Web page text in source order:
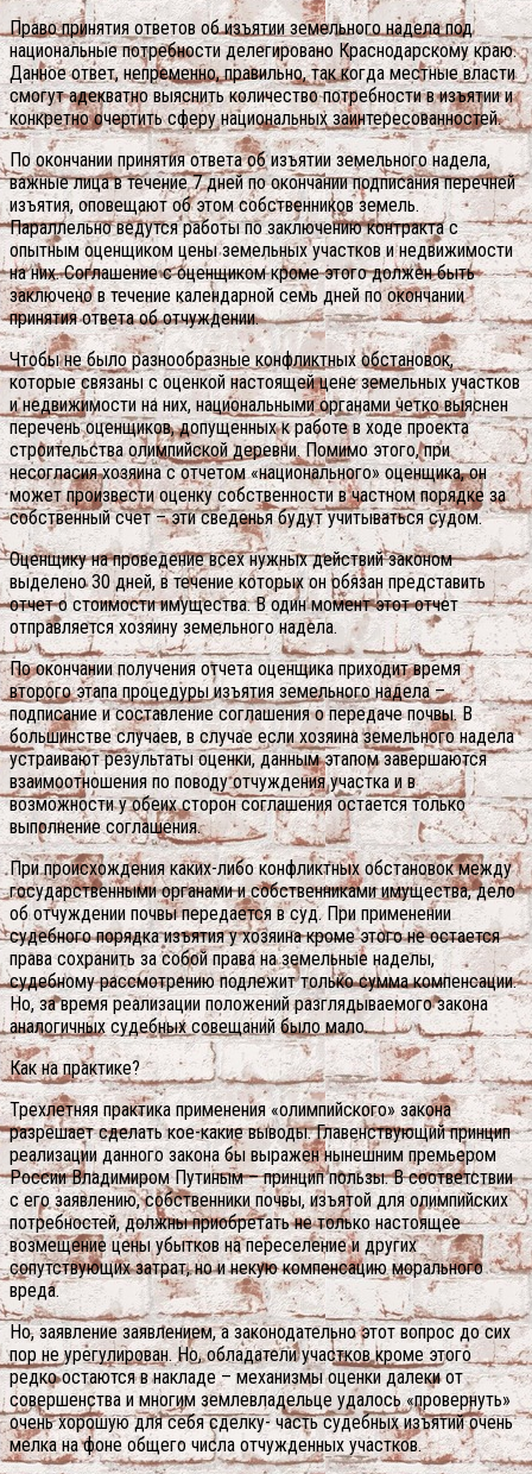
Право принятия ответов об изъятии земельного надела под
национальные потребности делегировано Краснодарскому краю.
Данное ответ, непременно, правильно, так когда местные власти
смогут адекватно выяснить количество потребности в изъятии и
конкретно очертить сферу национальных заинтересованностей.
По окончании принятия ответа об изъятии земельного надела,
важные лица в течение 7 дней по окончании подписания перечней
изъятия, оповещают об этом собственников земель.
Параллельно ведутся работы по заключению контракта с
опытным оценщиком цены земельных участков и недвижимости
на них. Соглашение с оценщиком кроме этого должен быть
заключено в течение календарной семь дней по окончании
принятия ответа об отчуждении.
Чтобы не было разнообразные конфликтных обстановок,
которые связаны с оценкой настоящей цене земельных участков
и недвижимости на них, национальными органами четко выяснен
перечень оценщиков, допущенных к работе в ходе проекта
строительства олимпийской деревни. Помимо этого, при
несогласия хозяина с отчетом «национального» оценщика, он
может произвести оценку собственности в частном порядке за
собственный счет – эти сведенья будут учитываться судом.
Оценщику на проведение всех нужных действий законом
выделено 30 дней, в течение которых он обязан представить
отчет о стоимости имущества. В один момент этот отчет
отправляется хозяину земельного надела.
По окончании получения отчета оценщика приходит время
второго этапа процедуры изъятия земельного надела –
подписание и составление соглашения о передаче почвы. В
большинстве случаев, в случае если хозяина земельного надела
устраивают результаты оценки, данным этапом завершаются
взаимоотношения по поводу отчуждения участка и в
возможности у обеих сторон соглашения остается только
выполнение соглашения.
При происхождения каких-либо конфликтных обстановок между
государственными органами и собственниками имущества, дело
об отчуждении почвы передается в суд. При применении
судебного порядка изъятия у хозяина кроме этого не остается
права сохранить за собой права на земельные наделы,
судебному рассмотрению подлежит только сумма компенсации.
Но, за время реализации положений разглядываемого закона
аналогичных судебных совещаний было мало.
Как на практике?
Трехлетняя практика применения «олимпийского» закона
разрешает сделать кое-какие выводы. Главенствующий принцип
реализации данного закона бы выражен нынешним премьером
России Владимиром Путиным – принцип пользы. В соответствии
с его заявлению, собственники почвы, изъятой для олимпийских
потребностей, должны приобретать не только настоящее
возмещение цены убытков на переселение и других
сопутствующих затрат, но и некую компенсацию морального
вреда.
Но, заявление заявлением, а законодательно этот вопрос до сих
пор не урегулирован. Но, обладатели участков кроме этого
редко остаются в накладе – механизмы оценки далеки от
совершенства и многим землевладельце удалось «провернуть»
очень хорошую для себя сделку- часть судебных изъятий очень
мелка на фоне общего числа отчужденных участков.